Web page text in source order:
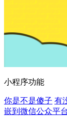
小程序功能
你是不是傻子 有
嵌到微信公众平